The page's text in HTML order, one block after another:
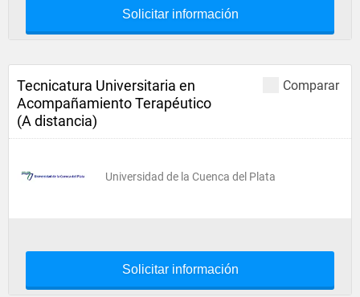
Solicitar información
Comparar
Tecnicatura Universitaria en
Acompañamiento Terapéutico
(A distancia)
Universidad de la Cuenca del Plata
Solicitar información